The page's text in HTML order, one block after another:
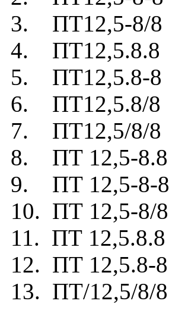
3. ПТ12,5-8/8
4. ПТ12,5.8.8
5. ПТ12,5.8-8
6. ПТ12,5.8/8
7. ПТ12,5/8/8
8. ПТ 12,5-8.8
9. ПТ 12,5-8-8
10. ПТ 12,5-8/8
11. ПТ 12,5.8.8
12. ПТ 12,5.8-8
13. ПТ/12,5/8/8